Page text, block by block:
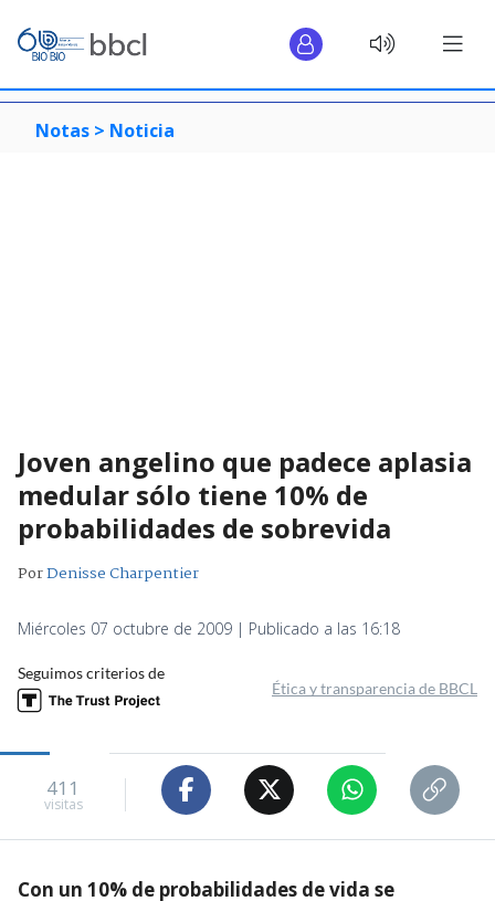
Notas > Noticia
Joven angelino que padece aplasia
medular sólo tiene 10% de
probabilidades de sobrevida
PorDenisse Charpentier
Miércoles 07 octubre de 2009 | Publicado a las 16:18
Seguimos criterios de
Ética y transparencia de BBCL
411
visitas
Con un 10% de probabilidades de vida se